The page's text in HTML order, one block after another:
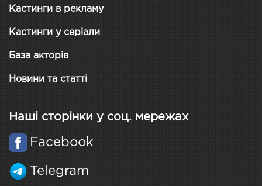
Кастинги в рекламу
Кастинги у серіали
База акторів
Новини та статті
Наші сторінки у соц. мережах
Facebook
Telegram